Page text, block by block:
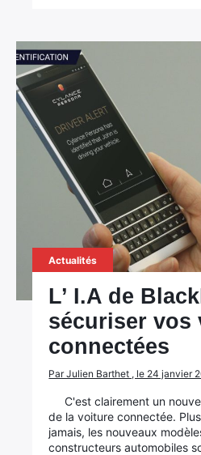
Actualités
L’ I.A de
sécuriser vos
connectées
Par Julien Barthet , le 24 janvier
C'est clairement un
de la voiture connectée.
jamais, les nouveaux
constructeurs automobiles
Rechercher